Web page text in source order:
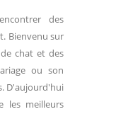
des
Bienvenu sur
chat et des
ou son
D'aujourd'hui
les meilleurs